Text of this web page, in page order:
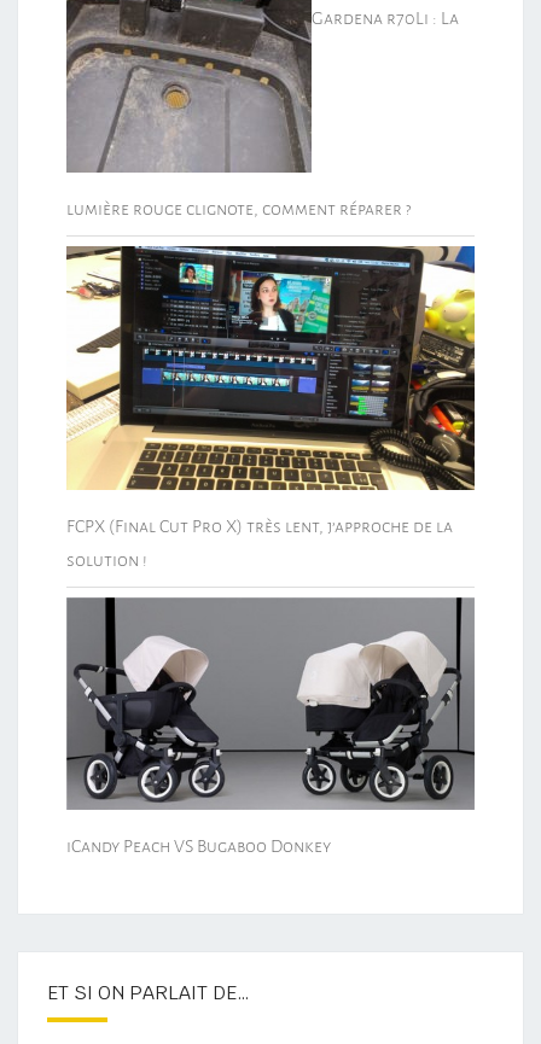
Gardena r70Li : La
lumière rouge clignote, comment réparer ?
FCPX (Final Cut Pro X) très lent, j’approche de la
solution !
iCandy Peach VS Bugaboo Donkey
ET SI ON PARLAIT DE…